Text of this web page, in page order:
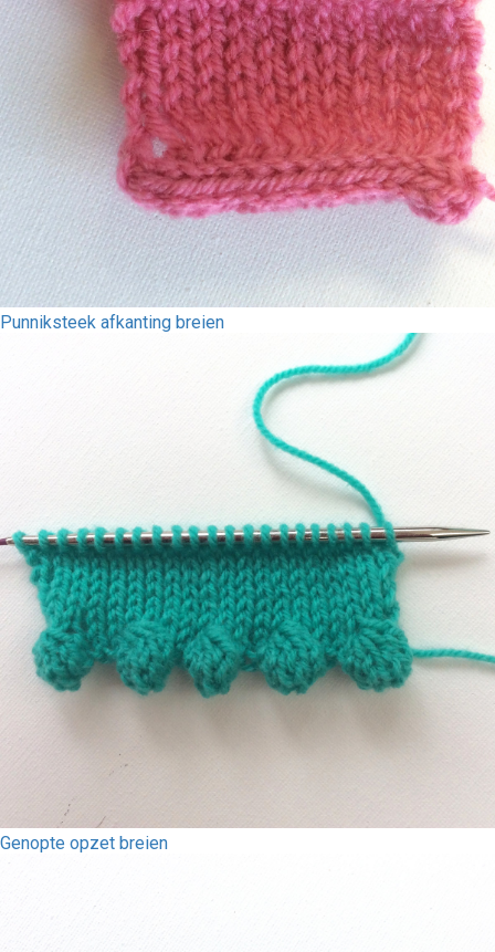
Punniksteek afkanting breien
Genopte opzet breien